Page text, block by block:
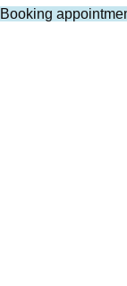
Booking